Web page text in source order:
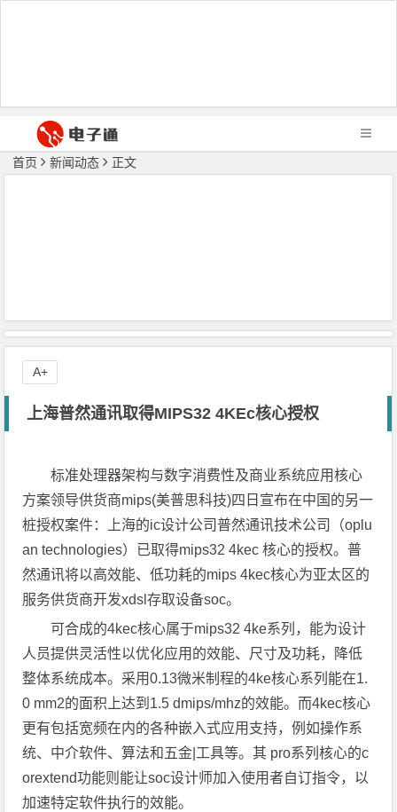
首页 新闻动态 正文
上海普然通讯取得MIPS32 4KEc核心授权
标准处理器架构与数字消费性及商业系统应用核心
方案领导供货商mips(美普思科技)四日宣布在中国的另一
桩授权案件：上海的ic设计公司普然通讯技术公司（oplu
an technologies）已取得mips32 4kec 核心的授权。普
然通讯将以高效能、低功耗的mips 4kec核心为亚太区的
服务供货商开发xdsl存取设备soc。
可合成的4kec核心属于mips32 4ke系列，能为设计
人员提供灵活性以优化应用的效能、尺寸及功耗，降低
整体系统成本。采用0.13微米制程的4ke核心系列能在1.
0 mm2的面积上达到1.5 dmips/mhz的效能。而4kec核心
更有包括宽频在内的各种嵌入式应用支持，例如操作系
统、中介软件、算法和五金|工具等。其 pro系列核心的c
orextend功能则能让soc设计师加入使用者自订指令，以
加速特定软件执行的效能。
A+